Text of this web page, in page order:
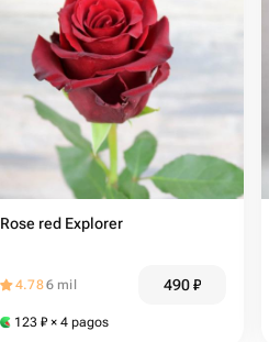
Rose red Explorer
4.786 mil 490₽
123 ₽ × 4 pagos